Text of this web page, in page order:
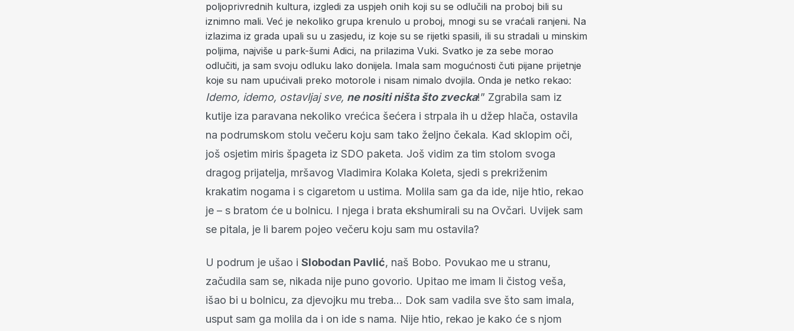
poljoprivrednih kultura, izgledi za uspjeh onih koji su se odlučili na proboj bili su
iznimno mali. Već je nekoliko grupa krenulo u proboj, mnogi su se vraćali ranjeni. Na
izlazima iz grada upali su u zasjedu, iz koje su se rijetki spasili, ili su stradali u minskim
poljima, najviše u park-šumi Adici, na prilazima Vuki. Svatko je za sebe morao
odlučiti, ja sam svoju odluku lako donijela. Imala sam mogućnosti čuti pijane prijetnje
koje su nam upućivali preko motorole i nisam nimalo dvojila. Onda je netko rekao:
Idemo, idemo, ostavljaj sve, ne nositi ništa što zvecka!” Zgrabila sam iz
kutije iza paravana nekoliko vrećica šećera i strpala ih u džep hlača, ostavila
na podrumskom stolu večeru koju sam tako željno čekala. Kad sklopim oči,
još osjetim miris špageta iz SDO paketa. Još vidim za tim stolom svoga
dragog prijatelja, mršavog Vladimira Kolaka Koleta, sjedi s prekriženim
krakatim nogama i s cigaretom u ustima. Molila sam ga da ide, nije htio, rekao
je – s bratom će u bolnicu. I njega i brata ekshumirali su na Ovčari. Uvijek sam
se pitala, je li barem pojeo večeru koju sam mu ostavila?
U podrum je ušao i Slobodan Pavlić, naš Bobo. Povukao me u stranu,
začudila sam se, nikada nije puno govorio. Upitao me imam li čistog veša,
išao bi u bolnicu, za djevojku mu treba… Dok sam vadila sve što sam imala,
usput sam ga molila da i on ide s nama. Nije htio, rekao je kako će s njom